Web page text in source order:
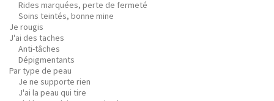
Rides marquées, perte de fermeté
Soins teintés, bonne mine
Je rougis
J'ai des taches
Anti-tâches
Dépigmentants
Par type de peau
Je ne supporte rien
J'ai la peau qui tire